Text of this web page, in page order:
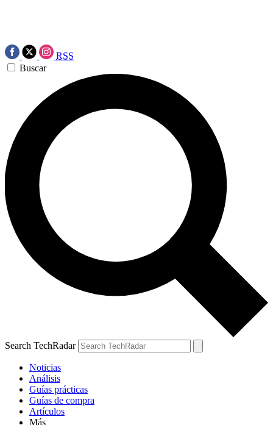
RSS
Buscar
Search TechRadar
Noticias
Análisis
Guías prácticas
Guías de compra
Artículos
Más